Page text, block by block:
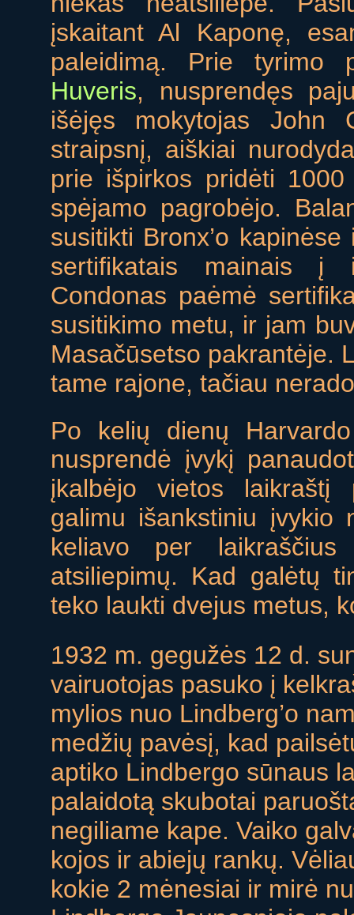
įskaitant Al Kaponę,
paleidimą. Prie tyrimo
Huveris, nusprendęs
išėjęs mokytojas John
straipsnį, aiškiai
prie išpirkos pridėti
spėjamo pagrobėjo.
susitikti Bronx’o
sertifikatais mainais į
Condonas paėmė
susitikimo metu, ir jam
Masačūsetso pakrantėje.
tame rajone, tačiau
Po kelių dienų
nusprendė įvykį
įkalbėjo vietos laikraštį
galimu išankstiniu įvykio
keliavo per
atsiliepimų. Kad galėtų
teko laukti dvejus metus,
1932 m. gegužės 12 d.
vairuotojas pasuko į
mylios nuo Lindberg’o
medžių pavėsį, kad
aptiko Lindbergo sūnaus
palaidotą skubotai
negiliame kape. Vaiko
kojos ir abiejų rankų.
kokie 2 mėnesiai ir mirė